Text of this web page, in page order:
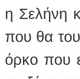
η Σελήνη
που θα
όρκο που